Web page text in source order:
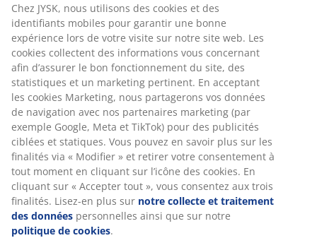
Chez JYSK, nous utilisons des cookies et des
identifiants mobiles pour garantir une bonne
expérience lors de votre visite sur notre site web. Les
cookies collectent des informations vous concernant
afin d’assurer le bon fonctionnement du site, des
statistiques et un marketing pertinent. En acceptant
les cookies Marketing, nous partagerons vos données
de navigation avec nos partenaires marketing (par
exemple Google, Meta et TikTok) pour des publicités
ciblées et statiques. Vous pouvez en savoir plus sur les
finalités via « Modifier » et retirer votre consentement à
tout moment en cliquant sur l’icône des cookies. En
cliquant sur « Accepter tout », vous consentez aux trois
finalités. Lisez-en plus sur notre collecte et traitement
des données personnelles ainsi que sur notre
politique de cookies.